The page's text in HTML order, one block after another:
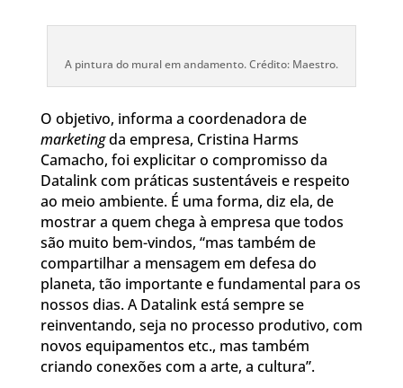
A pintura do mural em andamento. Crédito: Maestro.
O objetivo, informa a coordenadora de
marketingda empresa, Cristina Harms
Camacho, foi explicitar o compromisso da
Datalink com práticas sustentáveis e respeito
ao meio ambiente. É uma forma, diz ela, de
mostrar a quem chega à empresa que todos
são muito bem-vindos, “mas também de
compartilhar a mensagem em defesa do
planeta, tão importante e fundamental para os
nossos dias. A Datalink está sempre se
reinventando, seja no processo produtivo, com
novos equipamentos etc., mas também
criando conexões com a arte, a cultura”.